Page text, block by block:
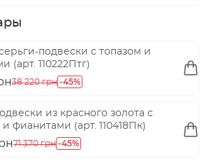
подвески с топазом и
(арт. 110222Птг)
38 220 грн -45%
из красного золота с
и фианитами (арт. 110418Пк)
71 370 грн -45%